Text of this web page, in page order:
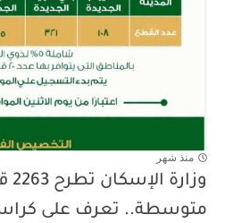
منذ شهر
متوسطة.. تعرف على